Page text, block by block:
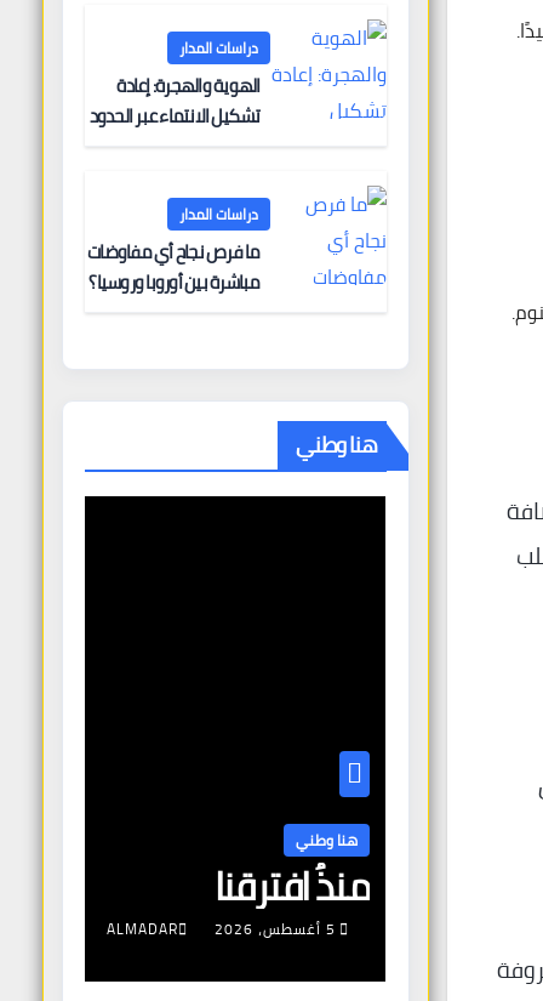
والمعروفة
دراسات المدار
الهوية والهجرة: إعادة
تشكيل الانتماء عبر الحدود
دراسات المدار
ما فرص نجاح أي مفاوضات
مباشرة بين أوروبا وروسيا؟
هنا وطني
هنا وطني
منذُ افترقنا
5 أغسطس، 2026 ALMADAR